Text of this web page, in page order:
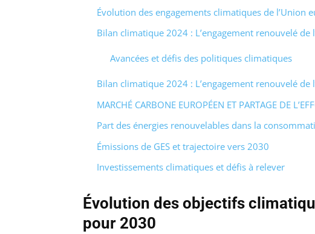
Évolution des engagements climatiques de l’Union
Bilan climatique 2024 : L’engagement renouvelé de
Avancées et défis des politiques climatiques
Bilan climatique 2024 : L’engagement renouvelé de
MARCHÉ CARBONE EUROPÉEN ET PARTAGE DE
Part des énergies renouvelables dans la
Émissions de GES et trajectoire vers 2030
Investissements climatiques et défis à relever
Évolution des objectifs
pour 2030